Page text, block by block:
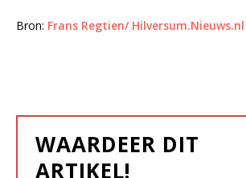
Bron: Frans Regtien/ Hilversum.Nieuws.nl
WAARDEER DIT
ARTIKEL!